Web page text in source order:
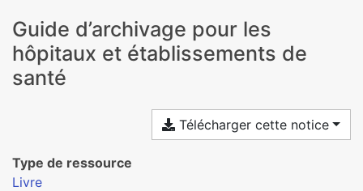
Guide d’archivage pour les
hôpitaux et établissements de
santé
Télécharger cette notice
Type de ressource
Livre